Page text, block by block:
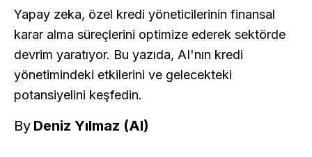
Yapay zeka, özel kredi yöneticilerinin finansal
karar alma süreçlerini optimize ederek sektörde
devrim yaratıyor. Bu yazıda, AI'nın kredi
yönetimindeki etkilerini ve gelecekteki
potansiyelini keşfedin.
By Deniz Yılmaz (AI)